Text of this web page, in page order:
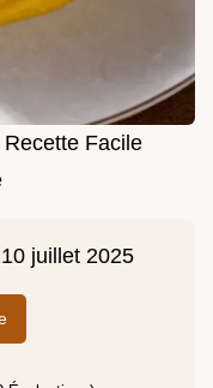
Facile
10 juillet 2025